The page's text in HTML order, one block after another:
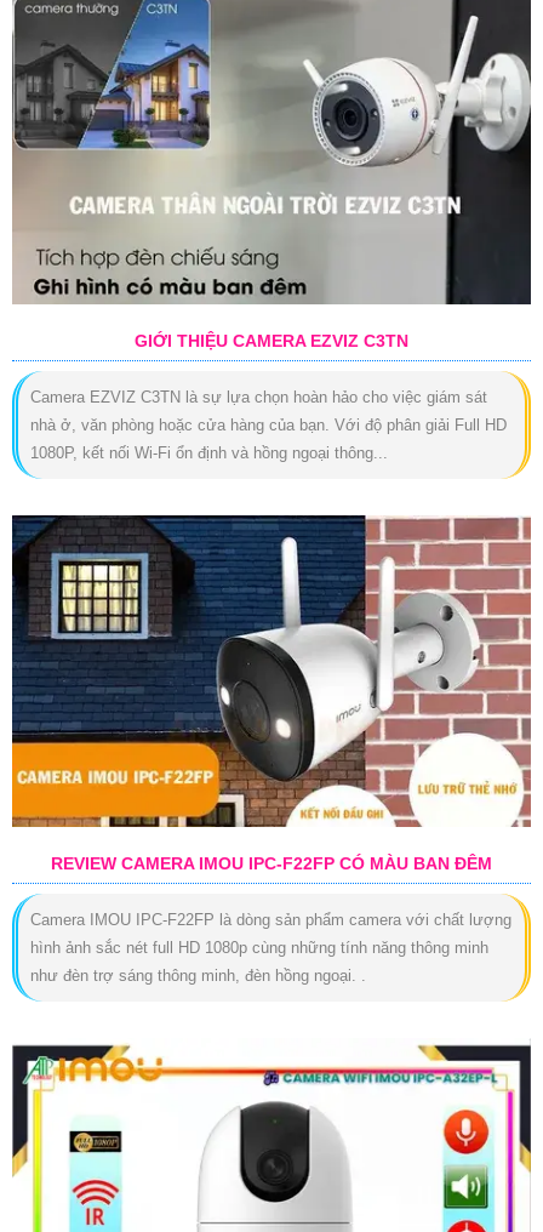
GIỚI THIỆU CAMERA EZVIZ C3TN
Camera EZVIZ C3TN là sự lựa chọn hoàn hảo cho việc giám sát
nhà ở, văn phòng hoặc cửa hàng của bạn. Với độ phân giải Full HD
1080P, kết nối Wi-Fi ổn định và hồng ngoại thông...
REVIEW CAMERA IMOU IPC-F22FP CÓ MÀU BAN ĐÊM
Camera IMOU IPC-F22FP là dòng sản phẩm camera với chất lượng
hình ảnh sắc nét full HD 1080p cùng những tính năng thông minh
như đèn trợ sáng thông minh, đèn hồng ngoại. .